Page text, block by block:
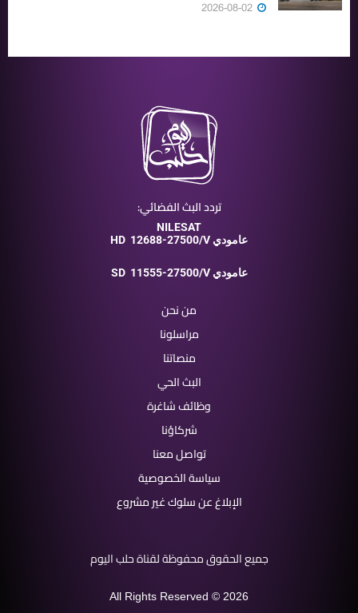
تردد البث الفضائي:
NILESAT
HD
12688-27500/V عامودي
SD 11555-27500/V عامودي
من نحن
مراسلونا
منصاتنا
البث الحي
وظائف شاغرة
شركاؤنا
تواصل معنا
سياسة الخصوصية
الإبلاغ عن سلوك غير مشروع
جميع الحقوق محفوظة لقناة حلب اليوم
All Rights Reserved © 2026